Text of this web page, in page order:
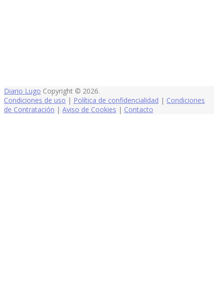
Diario Lugo Copyright © 2026.
Condiciones de uso | Política de confidencialidad | Condiciones
de Contratación | Aviso de Cookies | Contacto